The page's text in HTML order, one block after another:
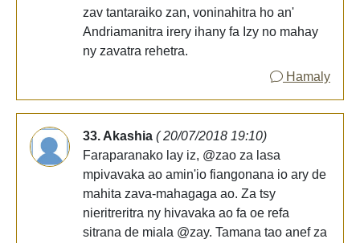
zav tantaraiko zan, voninahitra ho an'
Andriamanitra irery ihany fa Izy no mahay
ny zavatra rehetra.
Hamaly
33. Akashia ( 20/07/2018 19:10)
Faraparanako lay iz, @zao za lasa
mpivavaka ao amin'io fiangonana io ary de
mahita zava-mahagaga ao. Za tsy
nieritreritra ny hivavaka ao fa oe refa
sitrana de miala @zay. Tamana tao anef za